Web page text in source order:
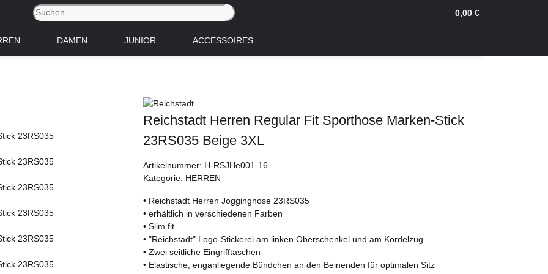
0,00 €
DAMEN JUNIOR ACCESSOIRES
Reichstadt Herren Regular Fit Sporthose Marken-Stick
23RS035 Beige 3XL
Artikelnummer: H-RSJHe001-16
Kategorie: HERREN
• Reichstadt Herren Jogginghose 23RS035
• erhältlich in verschiedenen Farben
• Slim fit
• "Reichstadt" Logo-Stickerei am linken Oberschenkel und am Kordelzug
• Zwei seitliche Eingrifftaschen
• Elastische, enganliegende Bündchen an den Beinenden für optimalen Sitz